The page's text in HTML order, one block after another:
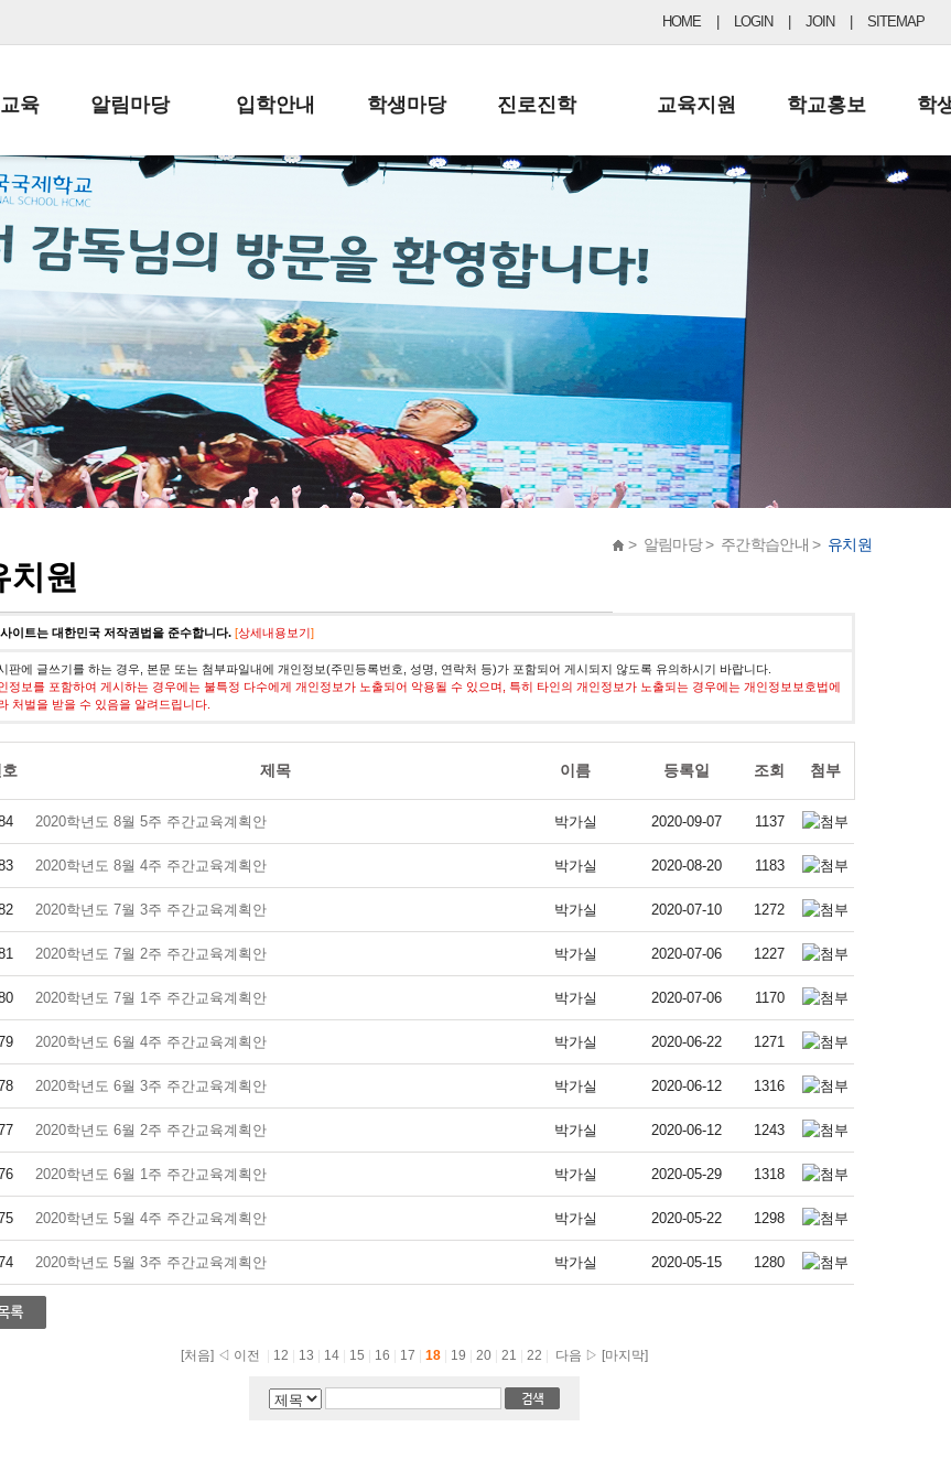
HOME LOGIN JOIN SITEMAP
육
표
간표
가자료
알림마당
공지사항
납부금 안내
스쿨버스 운행 안내
급식안내
서식자료실
학부모방
정기고사 기출문제
입학안내
전-편입 서류양식
입학금/수업료
교복구입안내
학생마당
학생생활규정
학교신문
자율진로동아리
유초등 소식지
진로진학
공지사항 및 입시자료
드림레터
교육지원
행정실
학교운영위원회
학교건축기금
학교홍보
보도자료
학
> 알림마당 > 주간학습안내 > 유치원
치원
이트는 대한민국 저작권법을 준수합니다. [상세내용보기]
판에 글쓰기를 하는 경우, 본문 또는 첨부파일내에 개인정보(주민등록번호, 성명, 연락처 등)가 포함되어 게시되지 않도록 유의하시기 바랍니다.
정보를 포함하여 게시하는 경우에는 불특정 다수에게 개인정보가 노출되어 악용될 수 있으며, 특히 타인의 개인정보가 노출되는 경우에는 개인정보보호법에
처벌을 받을 수 있음을 알려드립니다.
제목 이름 등록일 조회 첨부
2020학년도 8월 5주 주간교육계획안 박가실 2020-09-07 1137
2020학년도 8월 4주 주간교육계획안 박가실 2020-08-20 1183
2020학년도 7월 3주 주간교육계획안 박가실 2020-07-10 1272
2020학년도 7월 2주 주간교육계획안 박가실 2020-07-06 1227
2020학년도 7월 1주 주간교육계획안 박가실 2020-07-06 1170
2020학년도 6월 4주 주간교육계획안 박가실 2020-06-22 1271
2020학년도 6월 3주 주간교육계획안 박가실 2020-06-12 1316
2020학년도 6월 2주 주간교육계획안 박가실 2020-06-12 1243
2020학년도 6월 1주 주간교육계획안 박가실 2020-05-29 1318
2020학년도 5월 4주 주간교육계획안 박가실 2020-05-22 1298
2020학년도 5월 3주 주간교육계획안 박가실 2020-05-15 1280
[처음] ◁ 이전 12 13 14 15 16 17 18 19 20 21 22 다음 ▷ [마지막]